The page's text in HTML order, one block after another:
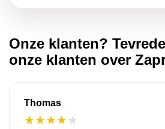
Onze klanten?
onze klanten over
Thomas
★★★★★